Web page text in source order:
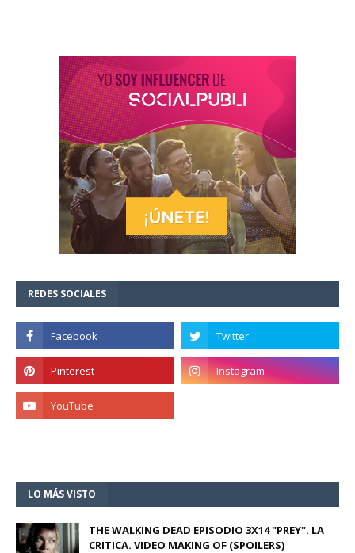
REDES SOCIALES
LO MÁS VISTO
THE WALKING DEAD EPISODIO 3X14 "PREY". LA
CRITICA. VIDEO MAKING OF (SPOILERS)